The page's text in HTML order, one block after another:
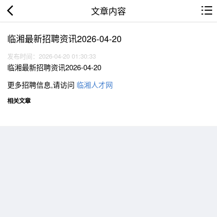
文章内容
临湘最新招聘资讯2026-04-20
发布时间：2026-04-20 01:30:33
临湘最新招聘资讯2026-04-20
更多招聘信息,请访问 临湘人才网
相关文章